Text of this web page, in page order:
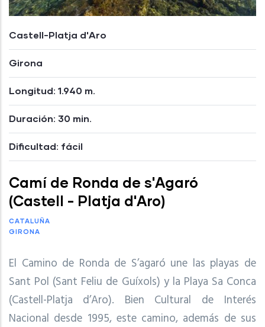
Castell-Platja d'Aro
Girona
Longitud: 1.940 m.
Duración: 30 min.
Dificultad: fácil
Camí de Ronda de s'Agaró
(Castell - Platja d'Aro)
CATALUÑA
GIRONA
El Camino de Ronda de S’agaró une las playas de
Sant Pol (Sant Feliu de Guíxols) y la Playa Sa Conca
(Castell-Platja d’Aro). Bien Cultural de Interés
Nacional desde 1995, este camino, además de sus